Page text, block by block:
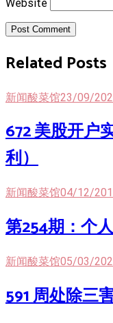
Website
Post Comment
Related Posts
新闻酸菜馆23/09/
672 美股开户
利）
新闻酸菜馆04/12/
第254期：个
新闻酸菜馆05/03/
591 周处除三